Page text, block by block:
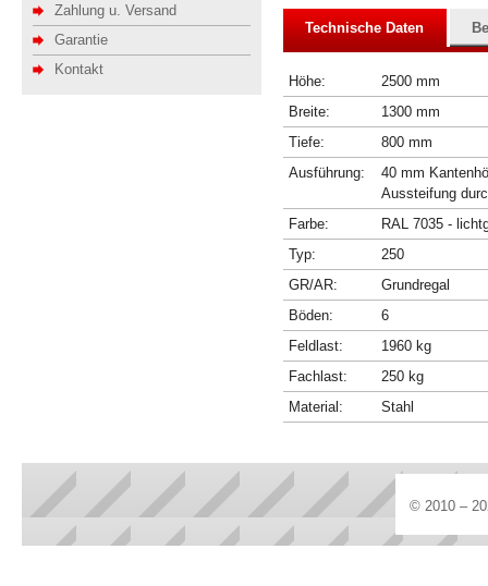
Zahlung u. Versand
Garantie
Kontakt
Technische Daten
Höhe:
2500 mm
Breite:
1300 mm
Tiefe:
800 mm
Ausführung:
40 mm
Aussteifung
Farbe:
RAL 7035 -
Typ:
250
GR/AR:
Grundregal
Böden:
6
Feldlast:
1960 kg
Fachlast:
250 kg
Material:
Stahl
© 2010 –